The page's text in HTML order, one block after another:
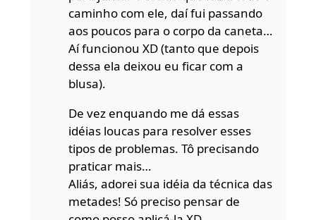
caminho com ele, daí fui passando
aos poucos para o corpo da caneta…
Aí funcionou XD (tanto que depois
dessa ela deixou eu ficar com a
blusa).
De vez enquando me dá essas
idéias loucas para resolver esses
tipos de problemas. Tô precisando
praticar mais…
Aliás, adorei sua idéia da técnica das
metades! Só preciso pensar de